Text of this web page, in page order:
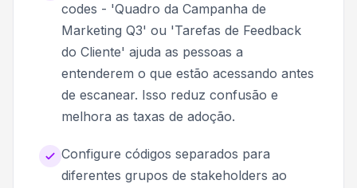
codes - 'Quadro da Campanha de
Marketing Q3' ou 'Tarefas de Feedback
do Cliente' ajuda as pessoas a
entenderem o que estão acessando antes
de escanear. Isso reduz confusão e
melhora as taxas de adoção.
Configure códigos separados para
diferentes grupos de stakeholders ao